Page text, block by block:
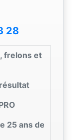
28
frelons et
25 ans de